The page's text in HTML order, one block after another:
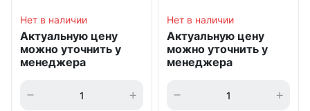
Нет в наличии
Актуальную цену
можно уточнить у
менеджера
Нет в наличии
Актуальную цену
можно уточнить у
менеджера